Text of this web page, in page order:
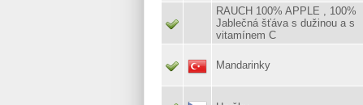
RAUCH 100% APPLE , 100%
Jablečná šťáva s dužinou a s
vitamínem C
Mandarinky